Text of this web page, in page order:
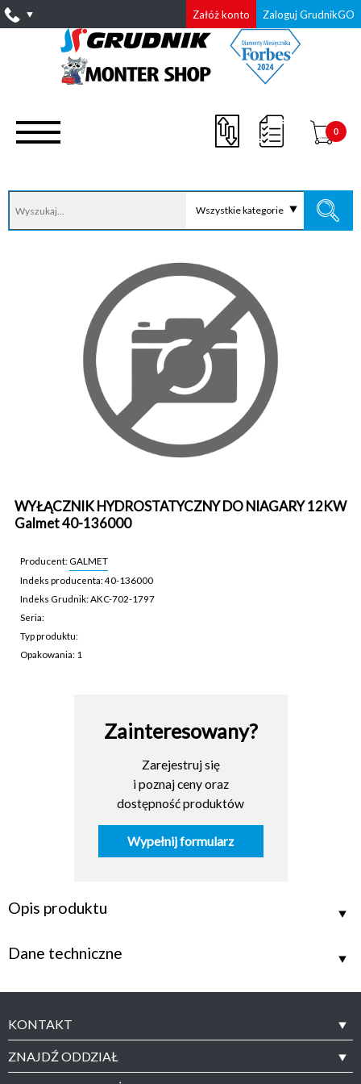
Załóż konto Zaloguj GrudnikGO
Wszystkie kategorie
0
WYŁĄCZNIK HYDROSTATYCZNY DO NIAGARY 12KW
Galmet 40-136000
Producent: GALMET
Indeks producenta: 40-136000
Indeks Grudnik: AKC-702-1797
Seria:
Typ produktu:
Opakowania: 1
Zainteresowany?
Zarejestruj się
i poznaj ceny oraz
dostępność produktów
Wypełnij formularz
Opis produktu
Dane techniczne
KONTAKT
ZNAJDŹ ODDZIAŁ